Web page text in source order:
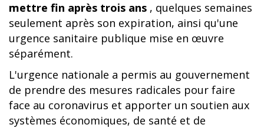
mettre fin après trois ans , quelques semaines
seulement après son expiration, ainsi qu'une
urgence sanitaire publique mise en œuvre
séparément.
L'urgence nationale a permis au gouvernement
de prendre des mesures radicales pour faire
face au coronavirus et apporter un soutien aux
systèmes économiques, de santé et de